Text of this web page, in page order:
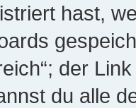
hast,
der
du alle